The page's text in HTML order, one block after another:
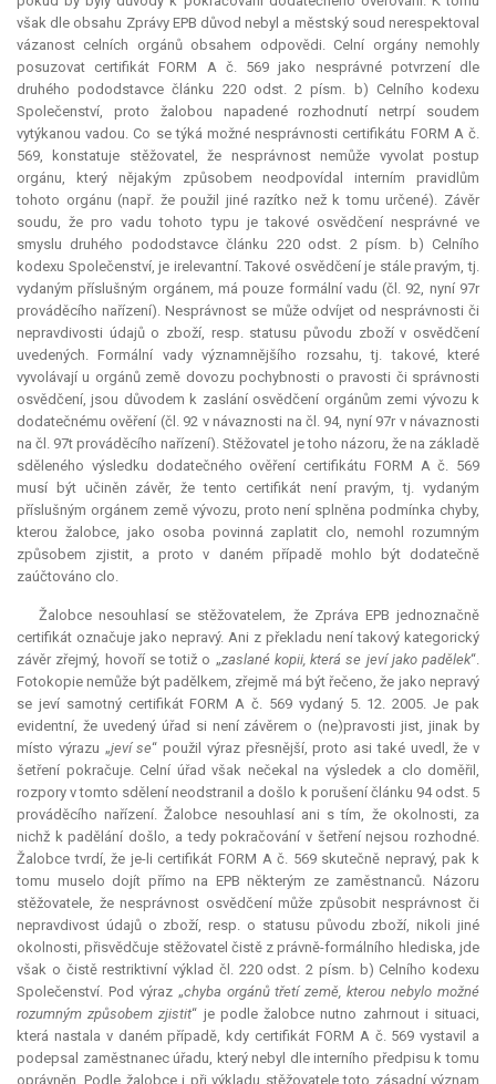
však dle obsahu Zprávy EPB důvod nebyl a městský soud nerespektoval
vázanost celních orgánů obsahem odpovědi. Celní orgány nemohly
posuzovat certifikát FORM A č. 569 jako nesprávné potvrzení dle
druhého pododstavce článku 220 odst. 2 písm. b) Celního kodexu
Společenství, proto žalobou napadené rozhodnutí netrpí soudem
vytýkanou vadou. Co se týká možné nesprávnosti certifikátu FORM A č.
569, konstatuje stěžovatel, že nesprávnost nemůže vyvolat postup
orgánu, který nějakým způsobem neodpovídal interním pravidlům
tohoto orgánu (např. že použil jiné razítko než k tomu určené). Závěr
soudu, že pro vadu tohoto typu je takové osvědčení nesprávné ve
smyslu druhého pododstavce článku 220 odst. 2 písm. b) Celního
kodexu Společenství, je irelevantní. Takové osvědčení je stále pravým, tj.
vydaným příslušným orgánem, má pouze formální vadu (čl. 92, nyní 97r
prováděcího nařízení). Nesprávnost se může odvíjet od nesprávnosti či
nepravdivosti údajů o zboží, resp. statusu původu zboží v osvědčení
uvedených. Formální vady významnějšího rozsahu, tj. takové, které
vyvolávají u orgánů země dovozu pochybnosti o pravosti či správnosti
osvědčení, jsou důvodem k zaslání osvědčení orgánům zemi vývozu k
dodatečnému ověření (čl. 92 v návaznosti na čl. 94, nyní 97r v návaznosti
na čl. 97t prováděcího nařízení). Stěžovatel je toho názoru, že na základě
sděleného výsledku dodatečného ověření certifikátu FORM A č. 569
musí být učiněn závěr, že tento certifikát není pravým, tj. vydaným
příslušným orgánem země vývozu, proto není splněna podmínka chyby,
kterou žalobce, jako osoba povinná zaplatit clo, nemohl rozumným
způsobem zjistit, a proto v daném případě mohlo být dodatečně
zaúčtováno clo.
Žalobce nesouhlasí se stěžovatelem, že Zpráva EPB jednoznačně
certifikát označuje jako nepravý. Ani z překladu není takový kategorický
závěr zřejmý, hovoří se totiž o „zaslané kopii, která se jeví jako padělek“.
Fotokopie nemůže být padělkem, zřejmě má být řečeno, že jako nepravý
se jeví samotný certifikát FORM A č. 569 vydaný 5. 12. 2005. Je pak
evidentní, že uvedený úřad si není závěrem o (ne)pravosti jist, jinak by
místo výrazu „jeví se“ použil výraz přesnější, proto asi také uvedl, že v
šetření pokračuje. Celní úřad však nečekal na výsledek a clo doměřil,
rozpory v tomto sdělení neodstranil a došlo k porušení článku 94 odst. 5
prováděcího nařízení. Žalobce nesouhlasí ani s tím, že okolnosti, za
nichž k padělání došlo, a tedy pokračování v šetření nejsou rozhodné.
Žalobce tvrdí, že je-li certifikát FORM A č. 569 skutečně nepravý, pak k
tomu muselo dojít přímo na EPB některým ze zaměstnanců. Názoru
stěžovatele, že nesprávnost osvědčení může způsobit nesprávnost či
nepravdivost údajů o zboží, resp. o statusu původu zboží, nikoli jiné
okolnosti, přisvědčuje stěžovatel čistě z právně-formálního hlediska, jde
však o čistěrestriktivní výklad čl. 220 odst. 2 písm. b) Celního kodexu
Společenství. Pod výraz „chyba orgánů třetí země, kterou nebylo možné
rozumným způsobem zjistit“ je podle žalobce nutno zahrnout i situaci,
která nastala v daném případě, kdy certifikát FORM A č. 569 vystavil a
podepsal zaměstnanec úřadu, který nebyl dle interního předpisu k tomu
oprávněn. Podle žalobce i při výkladu stěžovatele toto zásadní význam